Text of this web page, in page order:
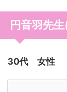
円音羽先
30代 女性